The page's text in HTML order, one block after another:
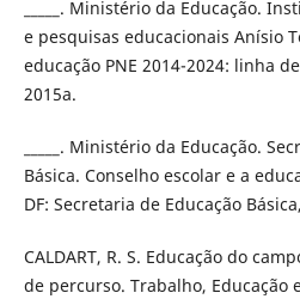
_____. Ministério da Educação.
e pesquisas educacionais Anísio
educação PNE 2014-2024: linha
2015a.
_____. Ministério da Educação.
Básica. Conselho escolar e a
DF: Secretaria de Educação
CALDART, R. S. Educação do
de percurso. Trabalho, Educação